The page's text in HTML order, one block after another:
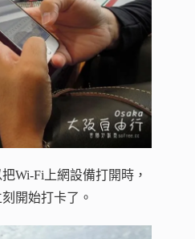
Wi-Fi上網設備打開時，
開始打卡了。